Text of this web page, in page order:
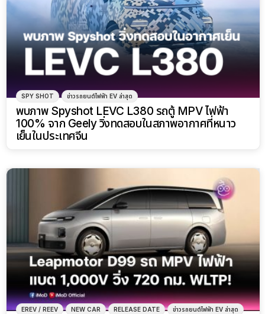
SPY SHOT ข่าวรถยนต์ไฟฟ้า EV ล่าสุด
พบภาพ Spyshot LEVC L380 รถตู้ MPV ไฟฟ้า
100% จาก Geely วิ่งทดสอบในสภาพอากาศที่หนาว
เย็นในประเทศจีน
EREV / REEV NEW CAR RELEASE DATE ข่าวรถยนต์ไฟฟ้า EV ล่าสุด